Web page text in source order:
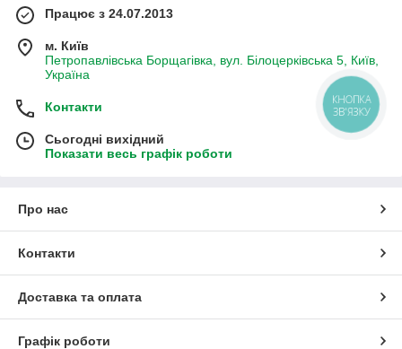
Працює з 24.07.2013
м. Київ
Петропавлівська Борщагівка, вул. Білоцерківська 5, Київ,
Україна
Контакти
Сьогодні вихідний
Показати весь графік роботи
Про нас
Контакти
Доставка та оплата
Графік роботи
КНОПКА
ЗВ'ЯЗКУ